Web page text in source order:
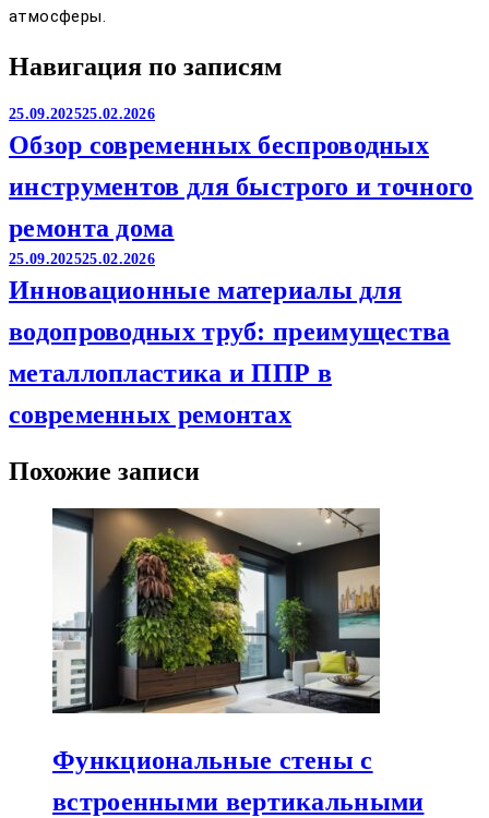
атмосферы.
Навигация по записям
25.09.202525.02.2026
Обзор современных беспроводных
инструментов для быстрого и точного
ремонта дома
25.09.202525.02.2026
Инновационные материалы для
водопроводных труб: преимущества
металлопластика и ППР в
современных ремонтах
Похожие записи
Функциональные стены с
встроенными вертикальными